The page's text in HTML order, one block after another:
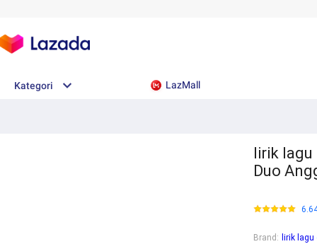
Kategori LazMall
lirik lagu
Duo
Brand : lirik